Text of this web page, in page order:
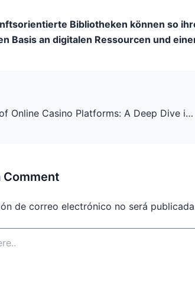
Bibliotheken können so
Basis an digitalen Ressourcen und
The Evolution of Online Casino Platforms: A Deep Dive into Integrity and Innovation
Comment
de correo electrónico no será